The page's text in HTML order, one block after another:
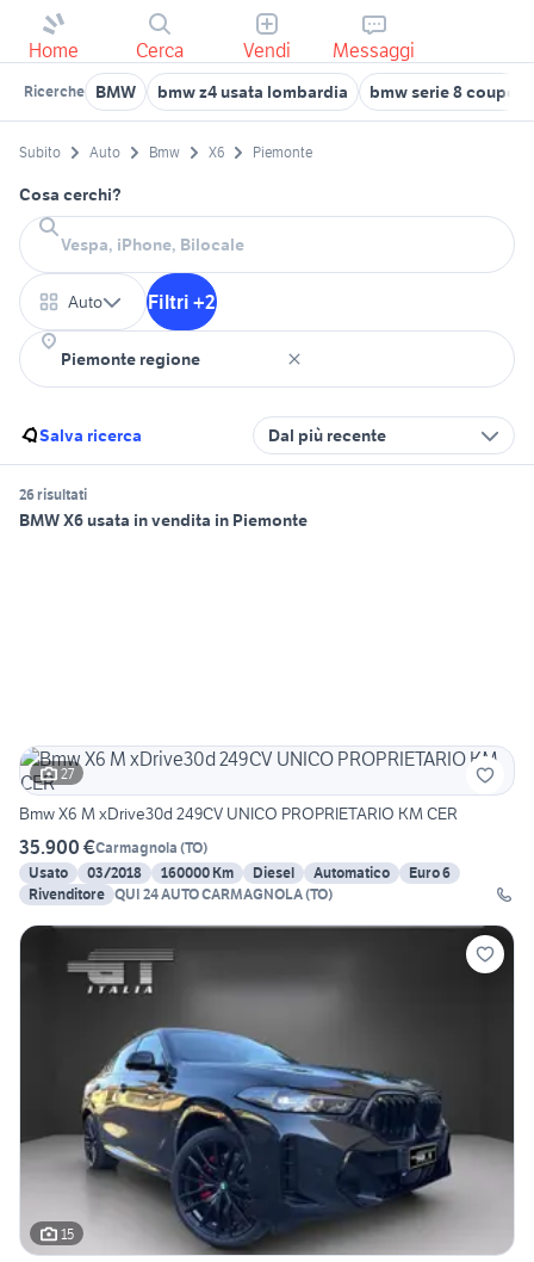
Home Cerca Vendi Messaggi
Ricerche BMW bmw z4 usata lombardia bmw serie 8 coupe
Subito Auto Bmw X6 Piemonte
Cosa cerchi?
Auto Filtri +2
Salva ricerca Dal più recente
26 risultati
BMW X6 usata in vendita in Piemonte
27
Bmw X6 M xDrive30d 249CV UNICO PROPRIETARIO KM CER
35.900 €Carmagnola (TO)
Usato
03/2018 160000 Km Diesel Automatico
Euro 6
Rivenditore QUI 24 AUTO CARMAGNOLA (TO)
15